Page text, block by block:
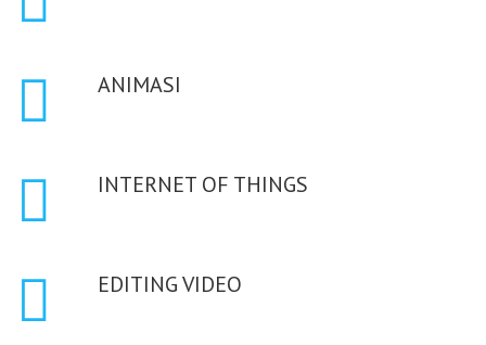
ANIMASI
INTERNET OF THINGS
EDITING VIDEO